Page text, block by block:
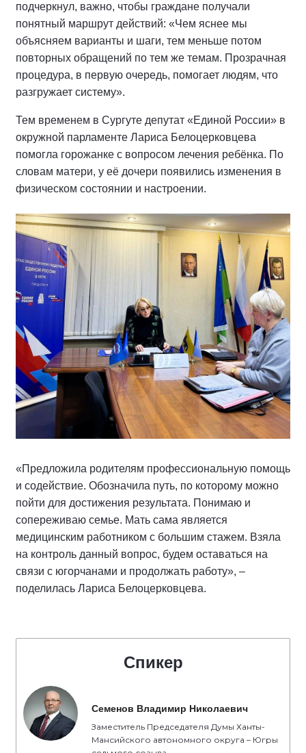
подчеркнул, важно, чтобы граждане получали
понятный маршрут действий: «Чем яснее мы
объясняем варианты и шаги, тем меньше потом
повторных обращений по тем же темам. Прозрачная
процедура, в первую очередь, помогает людям, что
разгружает систему».
Тем временем в Сургуте депутат «Единой России» в
окружной парламенте Лариса Белоцерковцева
помогла горожанке с вопросом лечения ребёнка. По
словам матери, у её дочери появились изменения в
физическом состоянии и настроении.
«Предложила родителям профессиональную помощь
и содействие. Обозначила путь, по которому можно
пойти для достижения результата. Понимаю и
сопереживаю семье. Мать сама является
медицинским работником с большим стажем. Взяла
на контроль данный вопрос, будем оставаться на
связи с югорчанами и продолжать работу», –
поделилась Лариса Белоцерковцева.
Спикер
Семенов Владимир Николаевич
Заместитель Председателя Думы Ханты-
Мансийского автономного округа – Югры